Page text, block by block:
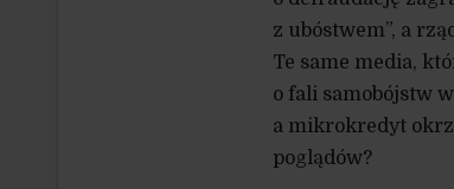
z ubóstwem”, a
Te same media,
o fali samobójstw
a mikrokredyt
poglądów?